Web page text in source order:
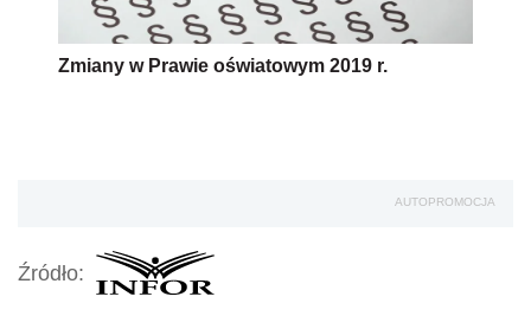
Zmiany w Prawie oświatowym 2019 r.
AUTOPROMOCJA
Źródło: